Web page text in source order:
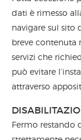
dati è rimesso
navigare sul sito
breve contenuta
servizi che
può evitare
attraverso
Fermo restando